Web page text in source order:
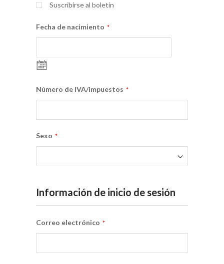
Suscribirse al boletín
Fecha de nacimiento
Número de IVA/impuestos
Sexo
Información de inicio de sesión
Correo electrónico